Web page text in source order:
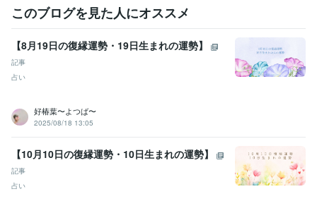
経験職種
医療・介護 / 看護師 経験年数 : 45年
基礎疾患に精神疾患を抱えている方の膠原病看護について 在宅看護
資格・検定
Excel:10年 PowerPoint:10年Word:10年
このブログを見た人にオススメ
【8月19日の復縁運勢・19日生まれの運勢】
記事
占い
好椿葉〜よつば〜
2025/08/18 13:05
【10月10日の復縁運勢・10日生まれの運勢】
記事
占い